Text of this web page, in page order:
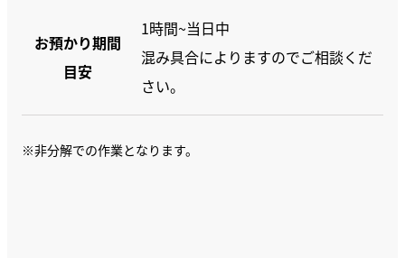
お預かり期間
目安
1時間~当日中
混み具合によりますのでご相談くだ
さい。
※非分解での作業となります。